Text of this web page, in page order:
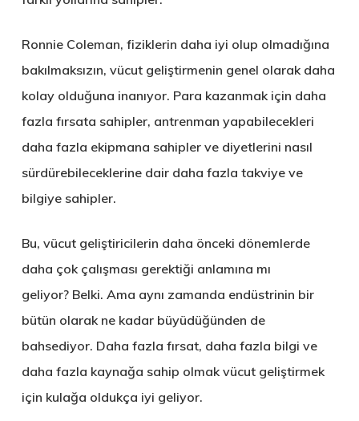
Ronnie Coleman, fiziklerin daha iyi olup olmadığına
bakılmaksızın, vücut geliştirmenin genel olarak daha
kolay olduğuna inanıyor. Para kazanmak için daha
fazla fırsata sahipler, antrenman yapabilecekleri
daha fazla ekipmana sahipler ve diyetlerini nasıl
sürdürebileceklerine dair daha fazla takviye ve
bilgiye sahipler.
Bu, vücut geliştiricilerin daha önceki dönemlerde
daha çok çalışması gerektiği anlamına mı
geliyor? Belki. Ama aynı zamanda endüstrinin bir
bütün olarak ne kadar büyüdüğünden de
bahsediyor. Daha fazla fırsat, daha fazla bilgi ve
daha fazla kaynağa sahip olmak vücut geliştirmek
için kulağa oldukça iyi geliyor.